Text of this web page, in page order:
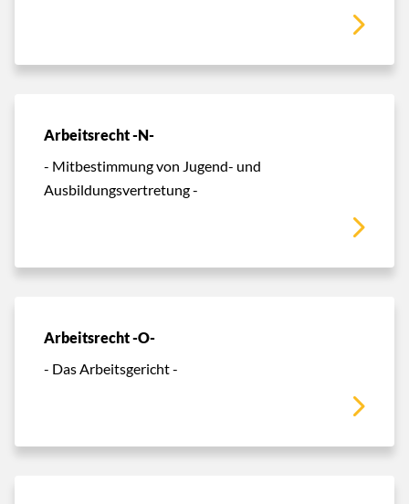
Arbeitsrecht -N-
- Mitbestimmung von Jugend- und
Ausbildungsvertretung -
Arbeitsrecht -O-
- Das Arbeitsgericht -